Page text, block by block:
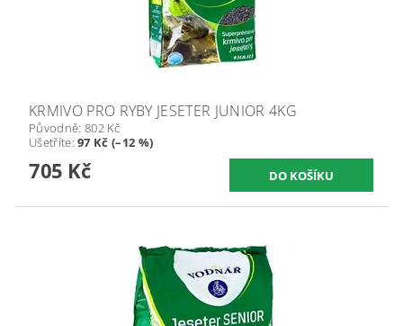
KRMIVO PRO RYBY JESETER JUNIOR 4KG
Původně: 802 Kč
Ušetříte:97 Kč (–12 %)
705 Kč